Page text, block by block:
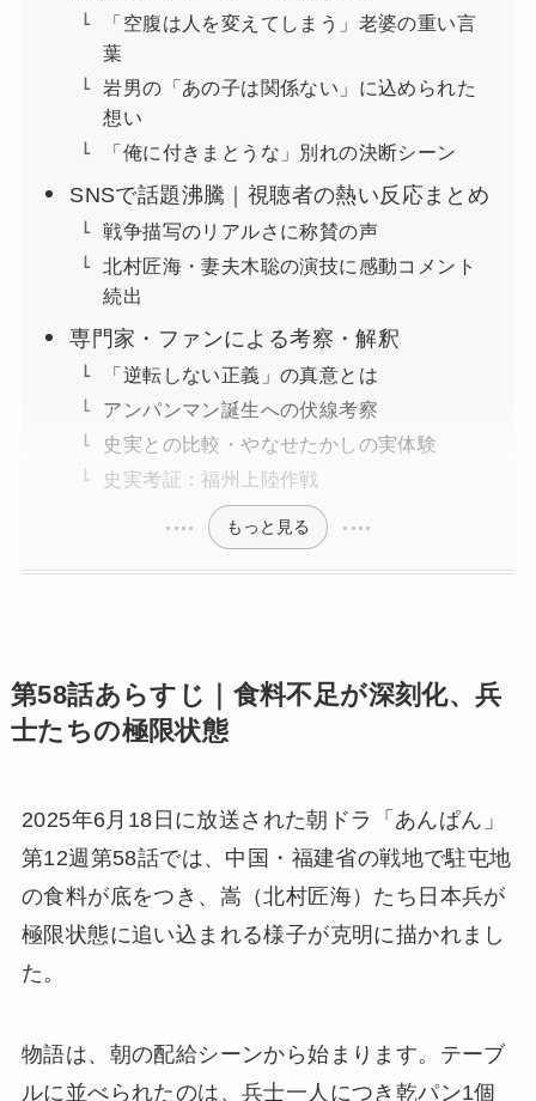
「空腹は人を変えてしまう」老婆の重い言
葉
岩男の「あの子は関係ない」に込められた
想い
「俺に付きまとうな」別れの決断シーン
SNSで話題沸騰｜視聴者の熱い反応まとめ
戦争描写のリアルさに称賛の声
北村匠海・妻夫木聡の演技に感動コメント
続出
専門家・ファンによる考察・解釈
「逆転しない正義」の真意とは
アンパンマン誕生への伏線考察
史実との比較・やなせたかしの実体験
史実考証：福州上陸作戦
もっと見る
第58話あらすじ｜食料不足が深刻化、兵
士たちの極限状態
2025年6月18日に放送された朝ドラ「あんぱん」
第12週第58話では、中国・福建省の戦地で駐屯地
の食料が底をつき、嵩（北村匠海）たち日本兵が
極限状態に追い込まれる様子が克明に描かれまし
た。
物語は、朝の配給シーンから始まります。テーブ
ルに並べられたのは、兵士一人につき乾パン1個